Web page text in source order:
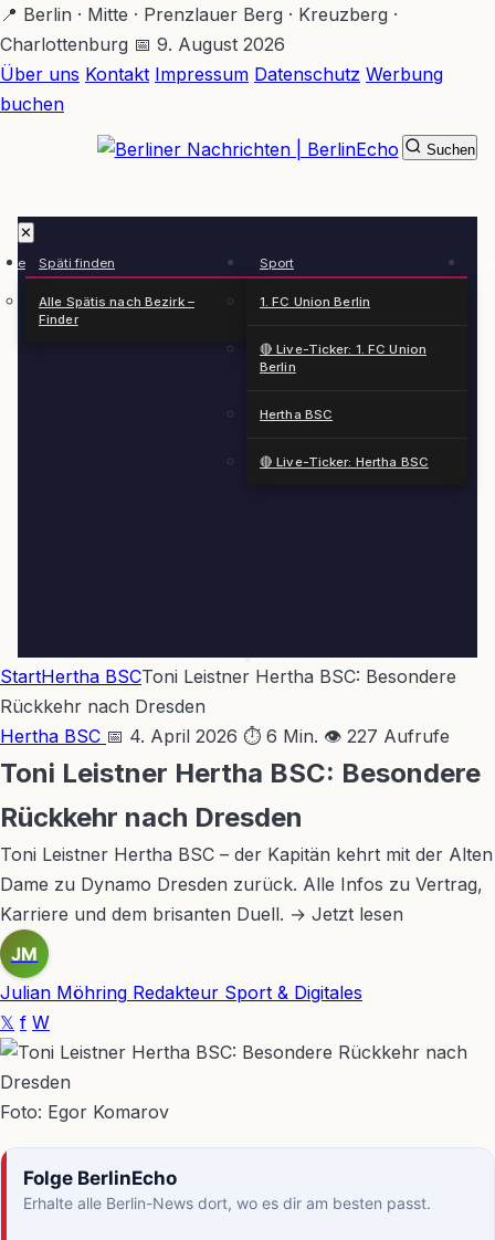
Zum
Hauptinhalt
springen
📍 Berlin · Mitte · Prenzlauer Berg · Kreuzberg ·
Charlottenburg 📅 9. August 2026
Über uns Kontakt Impressum Datenschutz Werbung
buchen
✕
Späti finden
Alle Spätis nach Bezirk –
Finder
Sport
1. FC Union Berlin
🔴 Live-Ticker: 1. FC Union
Berlin
Hertha BSC
🔴 Live-Ticker: Hertha BSC
Suchen
StartHertha BSCToni Leistner Hertha BSC: Besondere
Rückkehr nach Dresden
Hertha BSC 📅 4. April 2026 ⏱ 6 Min. 👁 227 Aufrufe
Toni Leistner Hertha BSC: Besondere
Rückkehr nach Dresden
Toni Leistner Hertha BSC – der Kapitän kehrt mit der Alten
Dame zu Dynamo Dresden zurück. Alle Infos zu Vertrag,
Karriere und dem brisanten Duell. → Jetzt lesen
JM
Julian Möhring Redakteur Sport & Digitales
𝕏 f W
Foto: Egor Komarov
Folge BerlinEcho
Erhalte alle Berlin-News dort, wo es dir am besten passt.